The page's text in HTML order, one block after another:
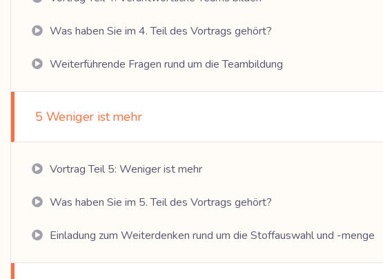
Was haben Sie im 4. Teil des Vortrags gehört?
Weiterführende Fragen rund um die Teambildung
5 Weniger ist mehr
Vortrag Teil 5: Weniger ist mehr
Was haben Sie im 5. Teil des Vortrags gehört?
Einladung zum Weiterdenken rund um die Stoffauswahl und -menge